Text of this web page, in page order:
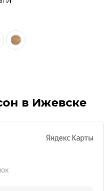
в Ижевске